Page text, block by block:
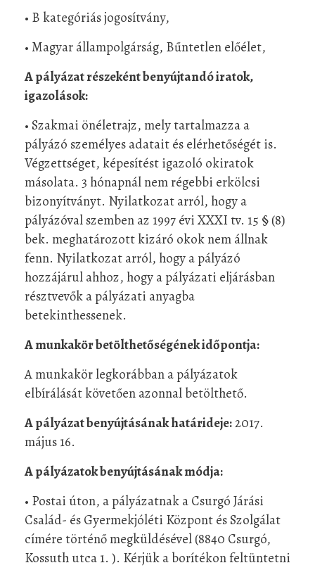
• B kategóriás jogosítvány,
• Magyar állampolgárság, Bűntetlen előélet,
A pályázat részeként benyújtandó iratok,
igazolások:
• Szakmai önéletrajz, mely tartalmazza a
pályázó személyes adatait és elérhetőségét is.
Végzettséget, képesítést igazoló okiratok
másolata. 3 hónapnál nem régebbi erkölcsi
bizonyítványt. Nyilatkozat arról, hogy a
pályázóval szemben az 1997 évi XXXI tv. 15 § (8)
bek. meghatározott kizáró okok nem állnak
fenn. Nyilatkozat arról, hogy a pályázó
hozzájárul ahhoz, hogy a pályázati eljárásban
résztvevők a pályázati anyagba
betekinthessenek.
A munkakör betölthetőségének időpontja:
A munkakör legkorábban a pályázatok
elbírálását követően azonnal betölthető.
A pályázat benyújtásának határideje:2017.
május 16.
A pályázatok benyújtásának módja:
• Postai úton, a pályázatnak a Csurgó Járási
Család- és Gyermekjóléti Központ és Szolgálat
címére történő megküldésével (8840 Csurgó,
Kossuth utca 1. ). Kérjük a borítékon feltüntetni